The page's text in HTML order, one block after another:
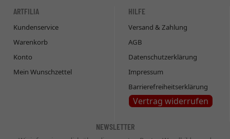
ARTFILIA
Kundenservice
Warenkorb
Konto
Mein Wunschzettel
HILFE
Versand & Zahlung
AGB
Datenschutzerklärung
Impressum
Barrierefreiheitserklärung
Vertrag widerrufen
NEWSLETTER